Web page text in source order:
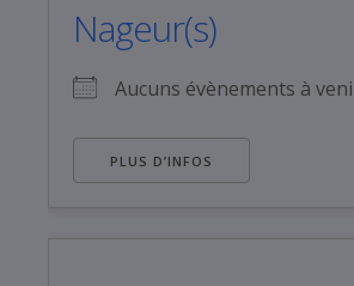
Nageur(s)
Aucuns évènements à
PLUS D’INFOS